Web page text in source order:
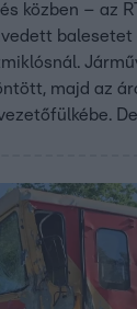
közben – az
balesetet
majd az